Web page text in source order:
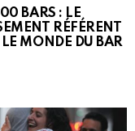
BARS : LE
RÉFÉRENT
LE MONDE DU BAR